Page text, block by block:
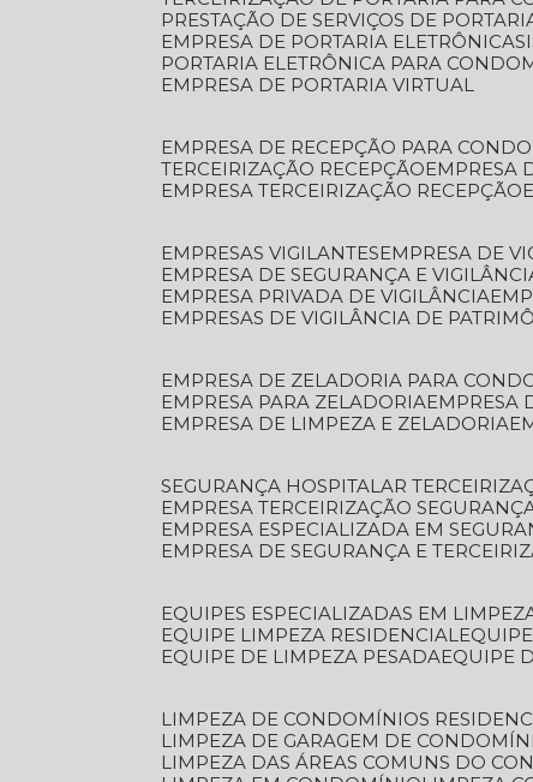
PRESTAÇÃO DE SERVIÇOS DE
EMPRESA DE PORTARIA ELETRÔNICA
PORTARIA ELETRÔNICA PARA
EMPRESA DE PORTARIA VIRTUAL
EMPRESA DE RECEPÇÃO PARA
TERCEIRIZAÇÃO RECEPÇÃO
EMPRESA
EMPRESA TERCEIRIZAÇÃO RECEPÇÃO
EMPRESAS VIGILANTES
EMPRESA DE
EMPRESA DE SEGURANÇA E
EMPRESA PRIVADA DE VIGILÂNCIA
EMPRESAS DE VIGILÂNCIA DE
EMPRESA DE ZELADORIA PARA
EMPRESA PARA ZELADORIA
EMPRESA DE LIMPEZA E ZELADORIA
SEGURANÇA HOSPITALAR
EMPRESA TERCEIRIZAÇÃO
EMPRESA ESPECIALIZADA EM
EMPRESA DE SEGURANÇA E
EQUIPES ESPECIALIZADAS EM
EQUIPE LIMPEZA RESIDENCIAL
EQUIPE DE LIMPEZA PESADA EQUIPE
LIMPEZA DE CONDOMÍNIOS
LIMPEZA DE GARAGEM DE
LIMPEZA DAS ÁREAS COMUNS DO